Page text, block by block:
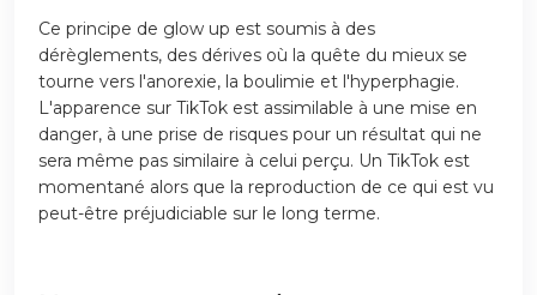
Ce principe de glow up est soumis à des
dérèglements, des dérives où la quête du mieux se
tourne vers l'anorexie, la boulimie et l'hyperphagie.
L'apparence sur TikTok est assimilable à une mise en
danger, à une prise de risques pour un résultat qui ne
sera même pas similaire à celui perçu. Un TikTok est
momentané alors que la reproduction de ce qui est vu
peut-être préjudiciable sur le long terme.